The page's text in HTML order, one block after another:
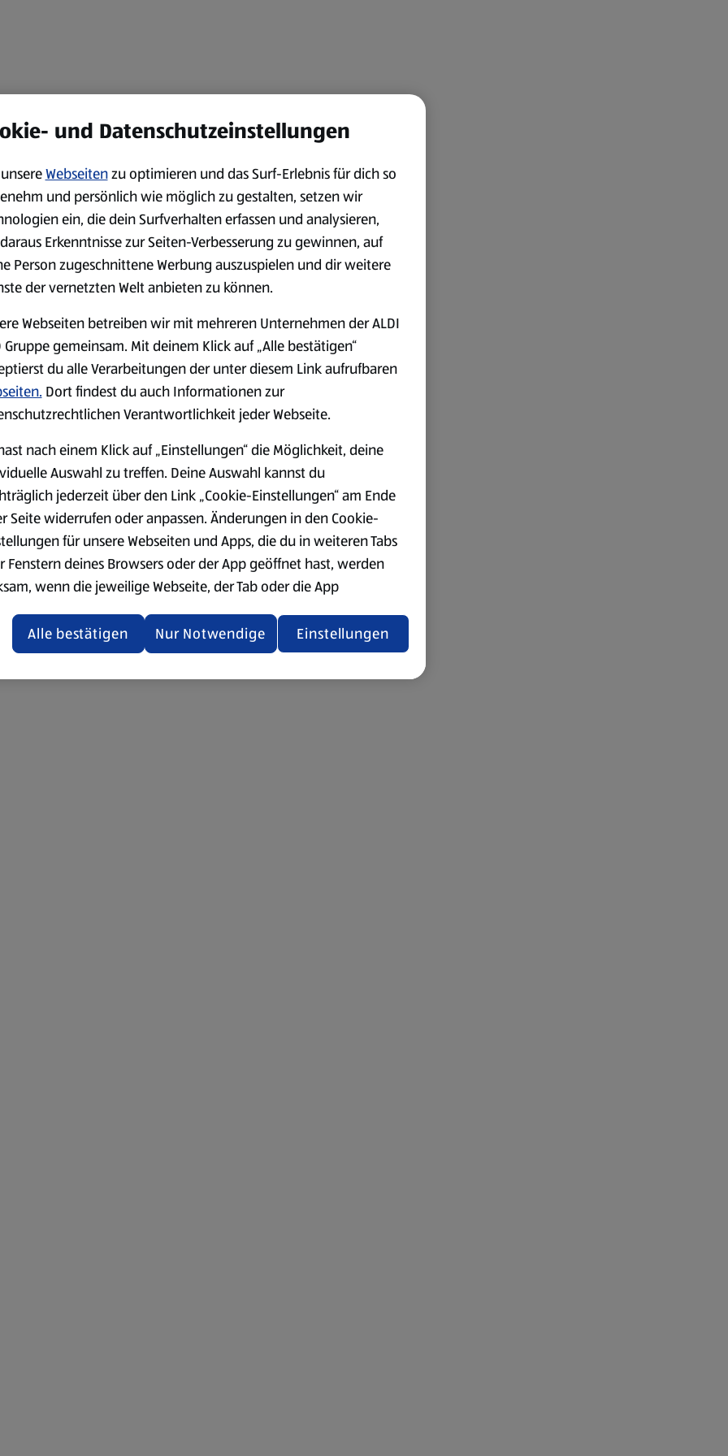
und Datenschutzeinstellungen
Webseitenzu optimieren und das Surf-Erlebnis für dich so
und persönlich wie möglich zu gestalten, setzen wir
ein, die dein Surfverhalten erfassen und analysieren,
Erkenntnisse zur Seiten-Verbesserung zu gewinnen, auf
Person zugeschnittene Werbung auszuspielen und dir weitere
der vernetzten Welt anbieten zu können.
Webseiten betreiben wir mit mehreren Unternehmen der ALDI
Gruppe gemeinsam. Mit deinem Klick auf „Alle bestätigen“
du alle Verarbeitungen der unter diesem Link aufrufbaren
Dort findest du auch Informationen zur
Verantwortlichkeit jeder Webseite.
nach einem Klick auf „Einstellungen“ die Möglichkeit, deine
Auswahl zu treffen. Deine Auswahl kannst du
jederzeit über den Link „Cookie-Einstellungen“ am Ende
Seite widerrufen oder anpassen. Änderungen in den Cookie-
für unsere Webseiten und Apps, die du in weiteren Tabs
Fenstern deines Browsers oder der App geöffnet hast, werden
wenn die jeweilige Webseite, der Tab oder die App
oder geschlossen und anschließend wieder geöffnet
Einstellungen
Nur Notwendige
Alle bestätigen